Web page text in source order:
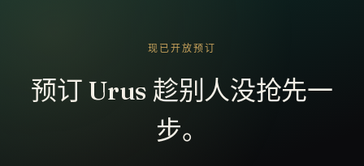
现已开放预订
预订 Urus 趁别人没抢先一
步。